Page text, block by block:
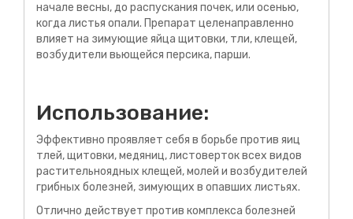
начале весны, до распускания почек, или осенью,
когда листья опали. Препарат целенаправленно
влияет на зимующие яйца щитовки, тли, клещей,
возбудители вьющейся персика, парши.
Использование:
Эффективно проявляет себя в борьбе против яиц
тлей, щитовки, медяниц, листоверток всех видов
растительноядных клещей, молей и возбудителей
грибных болезней, зимующих в опавших листьях.
Отлично действует против комплекса болезней